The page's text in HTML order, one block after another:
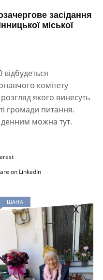
засідання
міської
комітету
якого винесуть
громади питання.
можна тут.
ШАНА